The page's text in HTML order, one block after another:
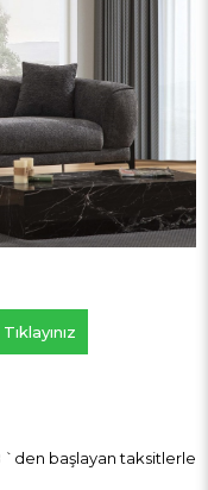
`den başlayan taksitlerle